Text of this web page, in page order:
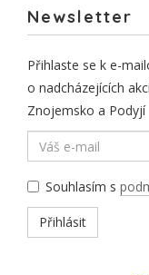
Newsletter
Přihlaste se k e-
o nadcházejících
Znojemsko a Podyjí
Souhlasím s
Přihlásit